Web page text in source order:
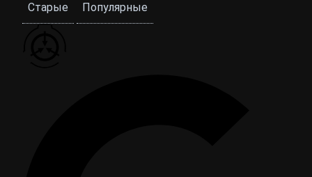
Старые Популярные